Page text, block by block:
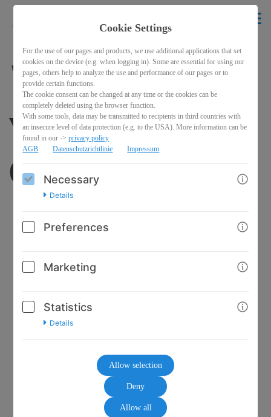
"Wer traumtanzt,
verändert die Welt"
(Spendenaktion)
Cookie Settings
For the use of our pages and products, we use additional applications that set
cookies on the device (e.g. when logging in). Some are essential for using our
pages, others help to analyze the use and performance of our pages or to
provide certain functions.
The cookie consent can be changed at any time or the cookies can be
completely deleted using the browser function.
With some tools, data may be transmitted to recipients in third countries with
an insecure level of data protection (e.g. to the USA). More information can be
found in our ->privacy policy
AGB
Datenschutzrichtlinie Impressum
Necessary
Details
Preferences
Marketing
Statistics
Details
Allow selection
Deny
Allow all